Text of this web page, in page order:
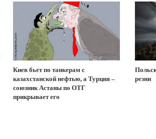
Киев бьет по танкерам с
казахстанской нефтью, а Турция –
союзник Астаны по ОТГ
прикрывает его
резни